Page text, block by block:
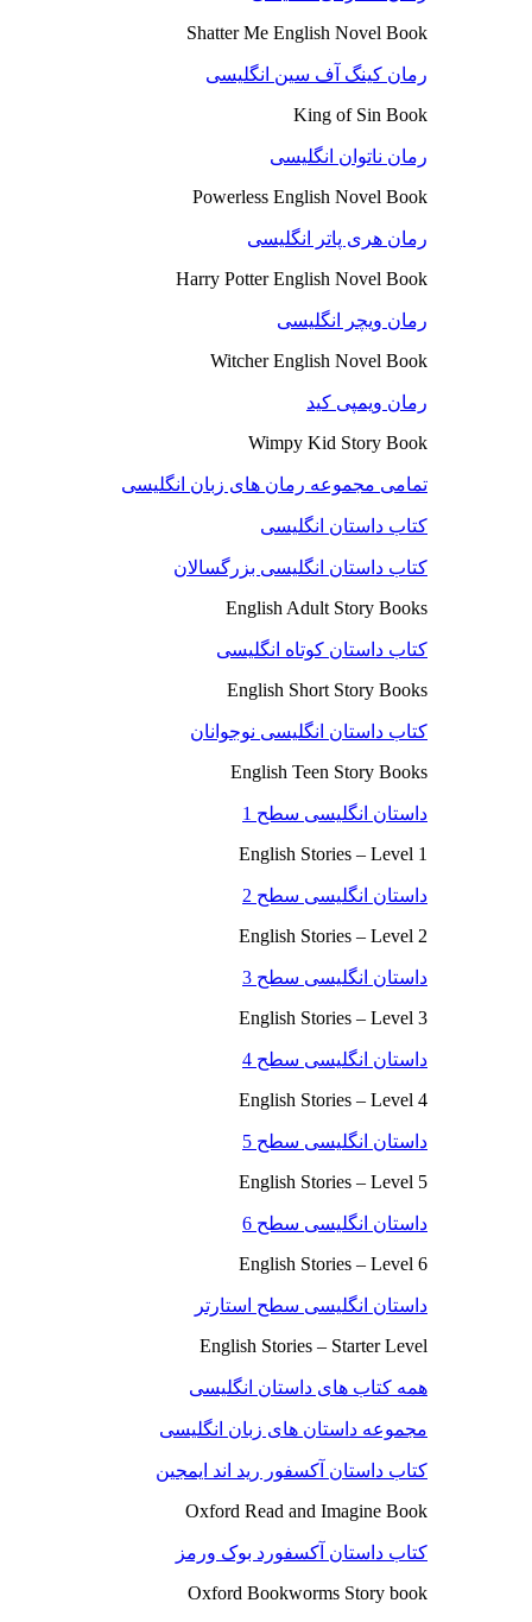
Shatter Me English Novel Book
رمان کینگ آف سین انگلیسی
King of Sin Book
رمان ناتوان انگلیسی
Powerless English Novel Book
رمان هری پاتر انگلیسی
Harry Potter English Novel Book
رمان ویچر انگلیسی
Witcher English Novel Book
رمان ویمپی کید
Wimpy Kid Story Book
تمامی مجموعه رمان های زبان انگلیسی
کتاب داستان انگلیسی
کتاب داستان انگلیسی بزرگسالان
English Adult Story Books
کتاب داستان کوتاه انگلیسی
English Short Story Books
کتاب داستان انگلیسی نوجوانان
English Teen Story Books
داستان انگلیسی سطح 1
English Stories – Level 1
داستان انگلیسی سطح 2
English Stories – Level 2
داستان انگلیسی سطح 3
English Stories – Level 3
داستان انگلیسی سطح 4
English Stories – Level 4
داستان انگلیسی سطح 5
English Stories – Level 5
داستان انگلیسی سطح 6
English Stories – Level 6
داستان انگلیسی سطح استارتر
English Stories – Starter Level
همه کتاب های داستان انگلیسی
مجموعه داستان های زبان انگلیسی
کتاب داستان آکسفور رید اند ایمجین
Oxford Read and Imagine Book
کتاب داستان آکسفورد بوک ورمز
Oxford Bookworms Story book